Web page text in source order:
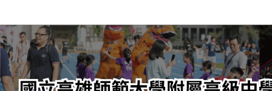
轉
至
主
內